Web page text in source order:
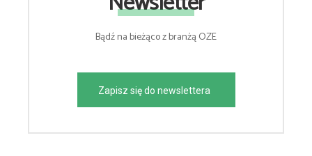
Bądź na bieżąco z branżą OZE
Zapisz się do newslettera